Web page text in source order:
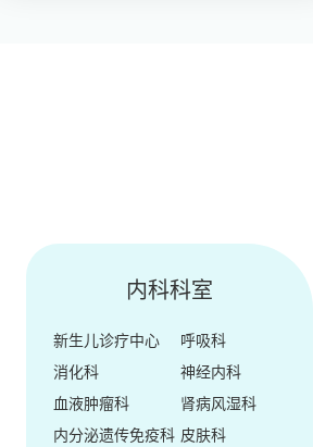
内科科室
新生儿诊疗中心
呼吸科
消化科
神经内科
血液肿瘤科
肾病风湿科
内分泌遗传免疫科 皮肤科